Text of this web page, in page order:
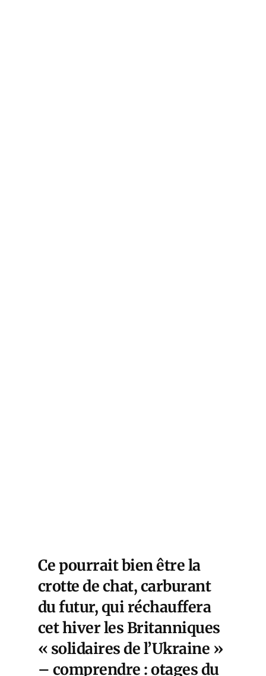
Ce pourrait bien être la
crotte de chat, carburant
du futur, qui réchauffera
cet hiver les Britanniques
« solidaires de l’Ukraine »
– comprendre : otages du